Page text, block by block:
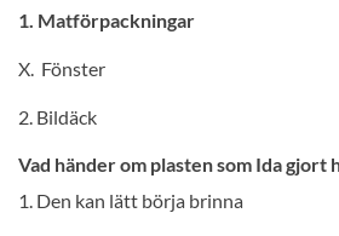
1. Matförpackningar
X. Fönster
2. Bildäck
Vad händer om plasten som Ida gjort
1. Den kan lätt börja brinna